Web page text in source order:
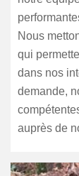
Nous
qui
dans nos
demande,
auprès de